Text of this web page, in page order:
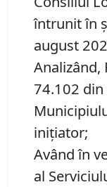
întrunit în
august
Analizând,
74.102
inițiator;
Având în
al